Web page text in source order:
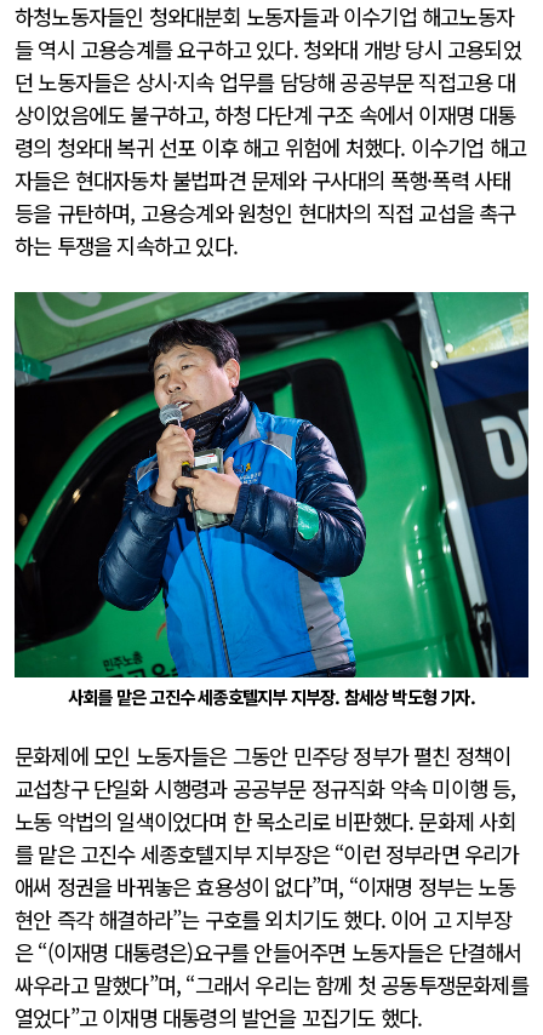
하청노동자들인 청와대분회 노동자들과 이수기업 해고노동자
들 역시 고용승계를 요구하고 있다. 청와대 개방 당시 고용되었
던 노동자들은 상시·지속 업무를 담당해 공공부문 직접고용 대
상이었음에도 불구하고, 하청 다단계 구조 속에서 이재명 대통
령의 청와대 복귀 선포 이후 해고 위험에 처했다. 이수기업 해고
자들은 현대자동차 불법파견 문제와 구사대의 폭행·폭력 사태
등을 규탄하며, 고용승계와 원청인 현대차의 직접 교섭을 촉구
하는 투쟁을 지속하고 있다.
사회를 맡은 고진수 세종호텔지부 지부장. 참세상 박도형 기자.
문화제에 모인 노동자들은 그동안 민주당 정부가 펼친 정책이
교섭창구 단일화 시행령과 공공부문 정규직화 약속 미이행 등,
노동 악법의 일색이었다며 한 목소리로 비판했다. 문화제 사회
를 맡은 고진수 세종호텔지부 지부장은 “이런 정부라면 우리가
애써 정권을 바꿔놓은 효용성이 없다”며, “이재명 정부는 노동
현안 즉각 해결하라”는 구호를 외치기도 했다. 이어 고 지부장
은 “(이재명 대통령은)요구를안들어주면 노동자들은 단결해서
싸우라고 말했다”며, “그래서 우리는 함께 첫 공동투쟁문화제를
열었다”고 이재명 대통령의 발언을 꼬집기도 했다.